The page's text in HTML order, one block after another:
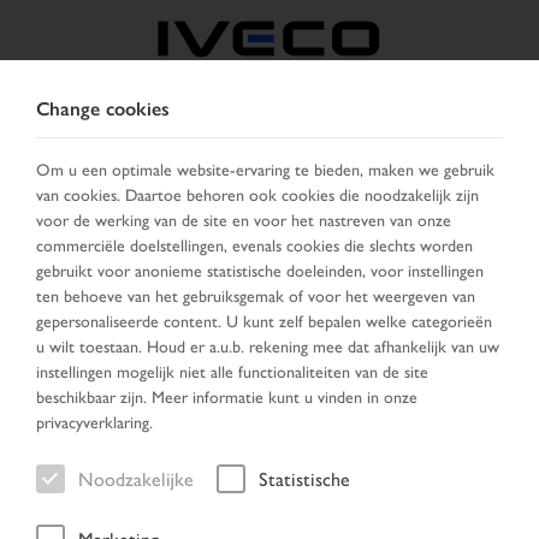
KIES LAND VERANDER TAAL
Toggle
navigation
MENU
Zoek resultaten
Home
Change cookies
Om u een optimale website-ervaring te bieden, maken we gebruik
van cookies. Daartoe behoren ook cookies die noodzakelijk zijn
voor de werking van de site en voor het nastreven van onze
commerciële doelstellingen, evenals cookies die slechts worden
gebruikt voor anonieme statistische doeleinden, voor instellingen
ten behoeve van het gebruiksgemak of voor het weergeven van
gepersonaliseerde content. U kunt zelf bepalen welke categorieën
u wilt toestaan. Houd er a.u.b. rekening mee dat afhankelijk van uw
instellingen mogelijk niet alle functionaliteiten van de site
beschikbaar zijn. Meer informatie kunt u vinden in onze
privacyverklaring.
Noodzakelijke Statistische